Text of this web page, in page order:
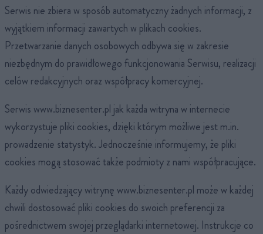
Serwis nie zbiera w sposób automatyczny żadnych informacji, z
wyjątkiem informacji zawartych w plikach cookies.
Przetwarzanie danych osobowych odbywa się w zakresie
niezbędnym do prawidłowego funkcjonowania Serwisu, realizacji
celów redakcyjnych oraz współpracy komercyjnej.
Serwis www.biznesenter.pl jak każda witryna w internecie
wykorzystuje pliki cookies, dzięki którym możliwe jest m.in.
prowadzenie statystyk. Jednocześnie informujemy, że pliki
cookies mogą stosować także podmioty z nami współpracujące.
Każdy odwiedzający witrynę www.biznesenter.pl może w każdej
chwili dostosować pliki cookies do swoich preferencji za
pośrednictwem swojej przeglądarki internetowej. Instrukcje co